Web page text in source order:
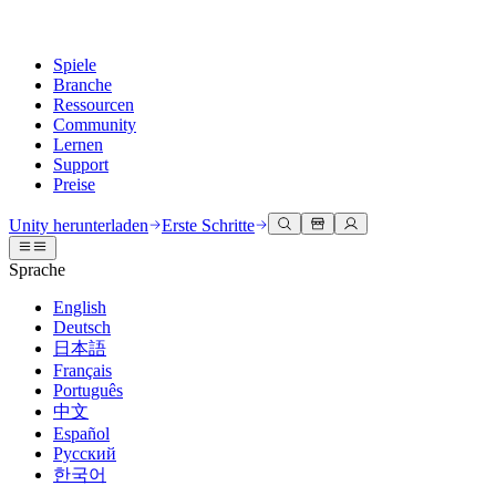
Spiele
Branche
Ressourcen
Community
Lernen
Support
Preise
Unity Engine
Erstellen Sie 2D- und 3D-Spiele für jede Plattform
Zusammenarbeit
Schnell mit Ihrem Team zusammenarbeiten und iterieren
Unity herunterladen
Abonnements und Preise
Bereitstellen
Multiplattform
3D-Zusammenarbeit
Erstellen und überprüfen Sie 3D-Projekte in Echtzeit
Immersive Schulung
In immersiven Umgebungen trainieren
Kundenerlebnisse
Interaktive 3D-Erlebnisse erstellen
Branchen
Fertigung
Dokumentation
Entwicklertools
Versionsfreigaben und Fehlerverfolgung
Roadmap
Bevorstehende Funktionen überprüfen
Glossar
Diskussionen
Veranstaltungen
Globale und lokale Veranstaltungen
Gemeinschaftsgeschichten
Made with Unity
Präsentation von Unity-Schöpfern
Unity Learn
Meistern Sie Unity-Fähigkeiten kostenlos
Professionelles Training
Verbessern Sie Ihr Team mit Unity-Trainern
Neu bei Unity
Erste Schritte
Beginnen Sie noch heute mit dem Lernen
Unity Essential Pathways
Hilfe erhalten
Wir helfen Ihnen, mit Unity erfolgreich zu sein
Erfolgspläne
Erreichen Sie Ihre Ziele schneller mit Expertenunterstützung
FAQ
Antworten auf häufige Fragen
Kontakt aufnehmen
Verbinden Sie sich mit unserem Team
Unity herunterladen Erste Schritte
Sprache
English
Deutsch
日本語
Français
Português
中文
Español
Русский
한국어